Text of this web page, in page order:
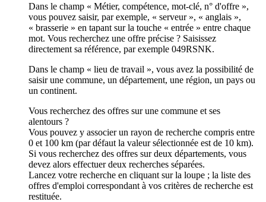
Dans le champ « Métier, compétence, mot-clé, n° d'offre »,
vous pouvez saisir, par exemple, « serveur », « anglais »,
« brasserie » en tapant sur la touche « entrée » entre chaque
mot. Vous recherchez une offre précise ? Saisissez
directement sa référence, par exemple 049RSNK.
Dans le champ « lieu de travail », vous avez la possibilité de
saisir une commune, un département, une région, un pays ou
un continent.
Vous recherchez des offres sur une commune et ses
alentours ?
Vous pouvez y associer un rayon de recherche compris entre
0 et 100 km (par défaut la valeur sélectionnée est de 10 km).
Si vous recherchez des offres sur deux départements, vous
devez alors effectuer deux recherches séparées.
Lancez votre recherche en cliquant sur la loupe ; la liste des
offres d'emploi correspondant à vos critères de recherche est
restituée.